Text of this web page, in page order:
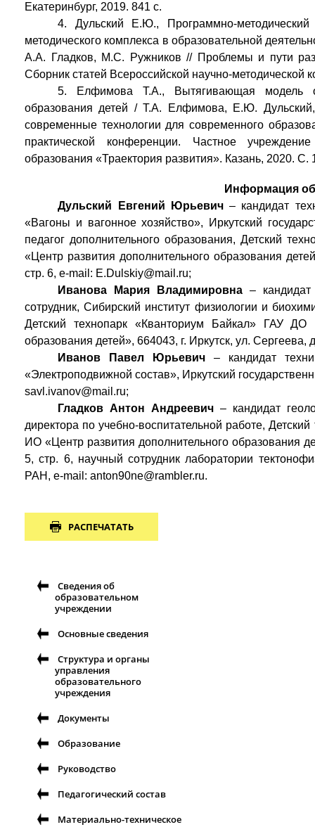
Екатеринбург, 2019. 841 с.
4. Дульский Е.Ю., Программно-
методического комплекса в образовательной
А.А. Гладков, М.С. Ружников // Проблемы и пути
Сборник статей Всероссийской научно-методической
5. Елфимова Т.А., Вытягивающая модель
образования детей / Т.А. Елфимова, Е.Ю.
современные технологии для современного
практической конференции. Частное
образования «Траектория развития». Казань, 2020. С.
Информация
Дульский Евгений Юрьевич– кандидат
«Вагоны и вагонное хозяйство», Иркутский
педагог дополнительного образования, Детский
«Центр развития дополнительного образования
стр. 6, e-mail: E.Dulskiy@mail.ru;
Иванова Мария Владимировна– кандидат
сотрудник, Сибирский институт физиологии и
Детский технопарк «Кванториум Байкал» ГАУ ДО
образования детей», 664043, г. Иркутск, ул.
Иванов Павел Юрьевич – кандидат
«Электроподвижной состав», Иркутский
savl.ivanov@mail.ru;
Гладков Антон Андреевич – кандидат
директора по учебно-воспитательной работе,
ИО «Центр развития дополнительного образования
5, стр. 6, научный сотрудник лаборатории
РАН, e-mail: anton90ne@rambler.ru.
РАСПЕЧАТАТЬ
Сведения об
образовательном
учреждении
Основные сведения
Структура и органы
управления
образовательного
учреждения
Документы
Образование
Руководство
Педагогический состав
Материально-техническое